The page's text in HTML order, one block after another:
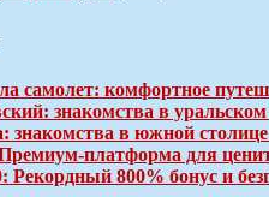
самолет: комфортное
знакомства в
знакомства в южной
платформа для
Рекордный 800% бонус и